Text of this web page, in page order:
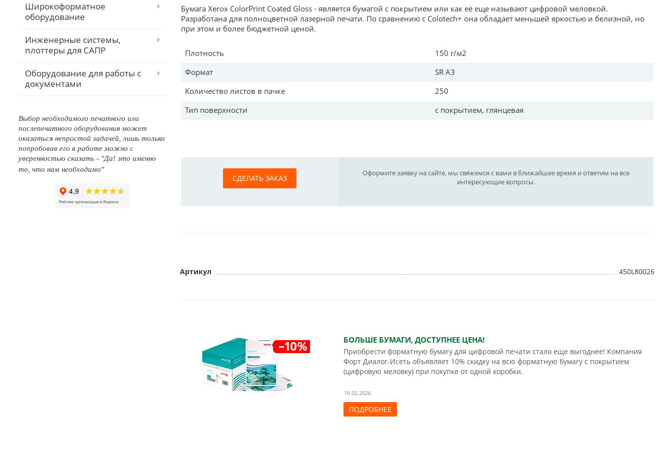
Широкоформатное
оборудование
Инженерные системы,
плоттеры для САПР
Оборудование для работы с
документами
Выбор необходимого печатного или
послепечатного оборудования может
оказаться непростой задачей, лишь только
попробовав его в работе можно с
уверенностью сказать - "Да! это именно
то, что нам необходимо"
Бумага Xerox ColorPrint Coated Gloss - является бумагой с покрытием или как её еще называют цифровой меловкой.
Разработана для полноцветной лазерной печати. По сравнению с Colotech+ она обладает меньшей яркостью и белизной, но
при этом и более бюджетной ценой.
Плотность
150 г/м2
Формат
SR A3
Количество листов в пачке
250
Тип поверхности
с покрытием, глянцевая
СДЕЛАТЬ ЗАКАЗ
Оформите заявку на сайте, мы свяжемся с вами в ближайшее время и ответим на все
интересующие вопросы.
Артикул 450L80026
БОЛЬШЕ БУМАГИ, ДОСТУПНЕЕ ЦЕНА!
Приобрести форматную бумагу для цифровой печати стало еще выгоднее! Компания
Форт Диалог-Исеть объявляет 10% скидку на всю форматную бумагу с покрытием
(цифровую меловку) при покупке от одной коробки.
16.02.2026
ПОДРОБНЕЕ